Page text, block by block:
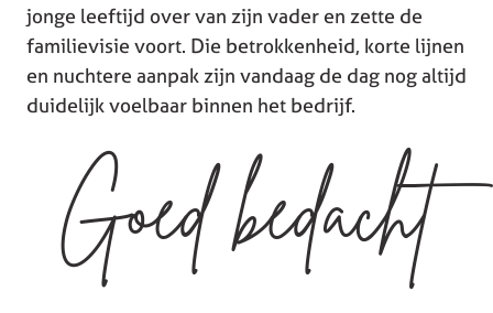
jonge leeftijd over van zijn vader en zette de
familievisie voort. Die betrokkenheid, korte lijnen
en nuchtere aanpak zijn vandaag de dag nog altijd
duidelijk voelbaar binnen het bedrijf.
Goed bedacht